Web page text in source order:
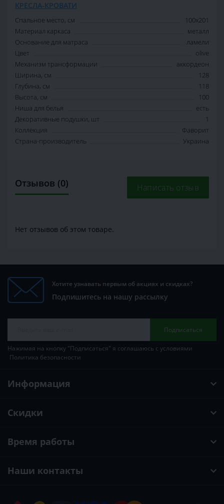
КРЕСЛА-КРОВАТИ
Спальное место, см
100х201
Материал каркаса
металл
Основание для матраса
ламели
Цвет
olive
Механизм трансформации
аккордеон
Ширина, см
128
Глубина, см
118
Высота, см
100
Ниша для белья
есть
Декоративные подушки, шт
1
Коллекция
Фаворит
Страна-производитель
Украина
Отзывов (0) Написать отзыв
Нет отзывов об этом товаре.
Хотите узнавать первым об акциях и скидках?
Подпишитесь на нашу рассылку
Подписаться
Нажимая на кнопку "Подписаться" я соглашаюсь с условиями
Политика безопасности
Информация
Скидки
Время работы
Наши контакты